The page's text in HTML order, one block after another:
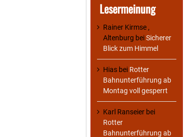
Lesermeinung
Rainer Kirmse ,
Altenburg beiSicherer
Blick zum Himmel
Hias bei Rotter
Bahnunterführung ab
Montag voll gesperrt
Karl Ranseier bei
Rotter
Bahnunterführung ab